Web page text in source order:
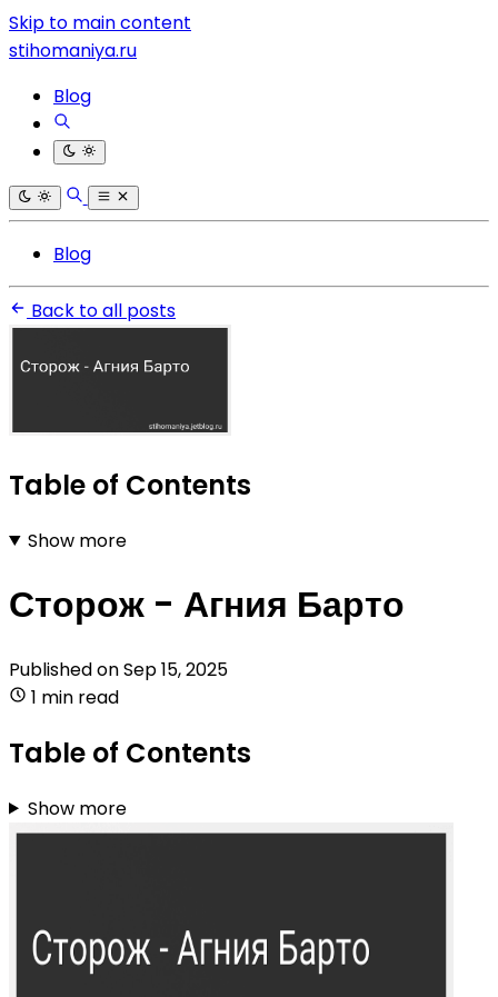
Skip to main content
stihomaniya.ru
Blog
Blog
Back to all posts
Table of Contents
Show more
Сторож - Агния Барто
Published onSep 15, 2025
1 min read
Table of Contents
Show more